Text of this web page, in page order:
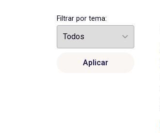
Filtrar por tema:
Aplicar